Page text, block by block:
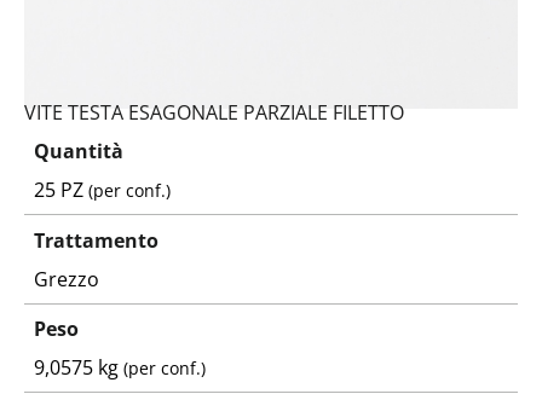
VITE TESTA ESAGONALE PARZIALE FILETTO
Quantità
25 PZ(per conf.)
Trattamento
Grezzo
Peso
9,0575 kg(per conf.)